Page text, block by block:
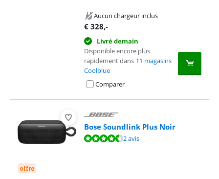
Aucun chargeur inclus
€ 328,-
Livré demain
Disponible encore plus
rapidement dans 11 magasins
Coolblue
Comparer
offre
Bose Soundlink Plus Noir
La note est de 8,7 sur 10, basée sur 2 avis.2 avis